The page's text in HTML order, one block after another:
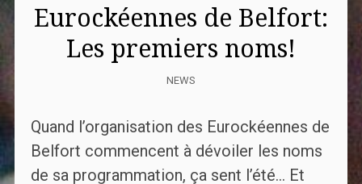
Eurockéennes de Belfort:
Les premiers noms!
NEWS
Quand l’organisation des Eurockéennes de
Belfort commencent à dévoiler les noms
de sa programmation, ça sent l’été… Et